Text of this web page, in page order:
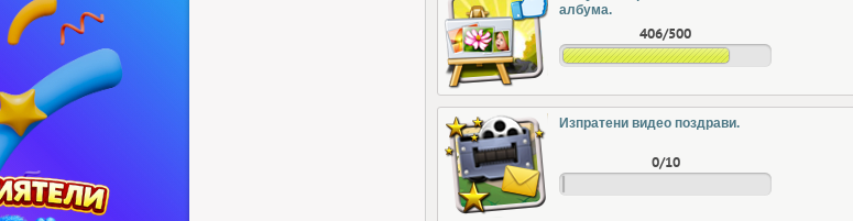
албума.
406/500
Изпратени видео поздрави.
0/10